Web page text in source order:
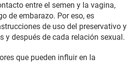
entre el semen y la vagina,
de embarazo. Por eso, es
de uso del preservativo y
y después de cada relación sexual.
que pueden influir en la